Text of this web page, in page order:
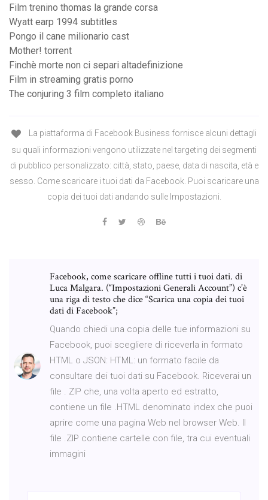
Film trenino thomas la grande corsa
Wyatt earp 1994 subtitles
Pongo il cane milionario cast
Mother! torrent
Finchè morte non ci separi altadefinizione
Film in streaming gratis porno
The conjuring 3 film completo italiano
La piattaforma di Facebook Business fornisce alcuni dettagli
su quali informazioni vengono utilizzate nel targeting dei segmenti
di pubblico personalizzato: città, stato, paese, data di nascita, età e
sesso. Come scaricare i tuoi dati da Facebook. Puoi scaricare una
copia dei tuoi dati andando sulle Impostazioni.
Facebook, come scaricare offline tutti i tuoi dati. di
Luca Malgara. (“Impostazioni Generali Account”) c’è
una riga di testo che dice “Scarica una copia dei tuoi
dati di Facebook”;
Quando chiedi una copia delle tue informazioni su
Facebook, puoi scegliere di riceverla in formato
HTML o JSON: HTML: un formato facile da
consultare dei tuoi dati su Facebook. Riceverai un
file . ZIP che, una volta aperto ed estratto,
contiene un file .HTML denominato index che puoi
aprire come una pagina Web nel browser Web. Il
file .ZIP contiene cartelle con file, tra cui eventuali
immagini